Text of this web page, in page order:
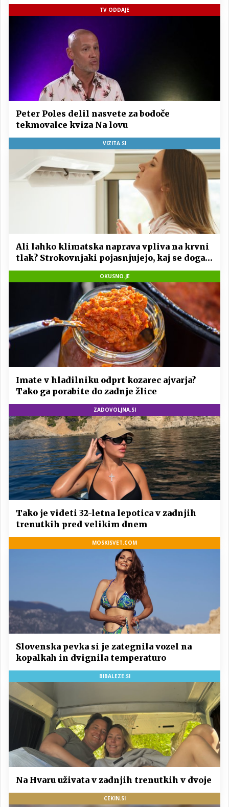
TV ODDAJE
Peter Poles delil nasvete za bodoče
tekmovalce kviza Na lovu
VIZITA.SI
Ali lahko klimatska naprava vpliva na krvni
tlak? Strokovnjaki pojasnjujejo, kaj se dogaja
s telesom
OKUSNO.JE
Imate v hladilniku odprt kozarec ajvarja?
Tako ga porabite do zadnje žlice
ZADOVOLJNA.SI
Tako je videti 32-letna lepotica v zadnjih
trenutkih pred velikim dnem
MOSKISVET.COM
Slovenska pevka si je zategnila vozel na
kopalkah in dvignila temperaturo
BIBALEZE.SI
Na Hvaru uživata v zadnjih trenutkih v dvoje
CEKIN.SI